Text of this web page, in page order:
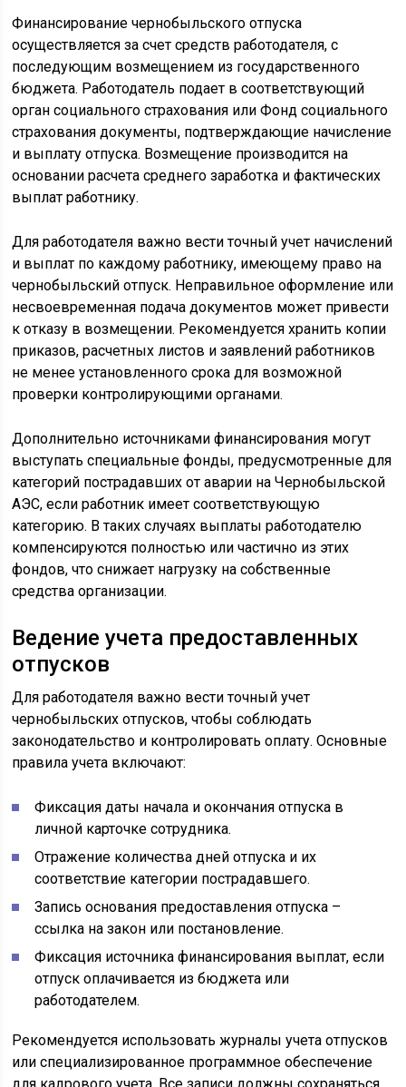
Финансирование чернобыльского отпуска
осуществляется за счет средств работодателя, с
последующим возмещением из государственного
бюджета. Работодатель подает в соответствующий
орган социального страхования или Фонд социального
страхования документы, подтверждающие начисление
и выплату отпуска. Возмещение производится на
основании расчета среднего заработка и фактических
выплат работнику.
Для работодателя важно вести точный учет начислений
и выплат по каждому работнику, имеющему право на
чернобыльский отпуск. Неправильное оформление или
несвоевременная подача документов может привести
к отказу в возмещении. Рекомендуется хранить копии
приказов, расчетных листов и заявлений работников
не менее установленного срока для возможной
проверки контролирующими органами.
Дополнительно источниками финансирования могут
выступать специальные фонды, предусмотренные для
категорий пострадавших от аварии на Чернобыльской
АЭС, если работник имеет соответствующую
категорию. В таких случаях выплаты работодателю
компенсируются полностью или частично из этих
фондов, что снижает нагрузку на собственные
средства организации.
Ведение учета предоставленных
отпусков
Для работодателя важно вести точный учет
чернобыльских отпусков, чтобы соблюдать
законодательство и контролировать оплату. Основные
правила учета включают:
Фиксация даты начала и окончания отпуска в
личной карточке сотрудника.
Отражение количества дней отпуска и их
соответствие категории пострадавшего.
Запись основания предоставления отпуска –
ссылка на закон или постановление.
Фиксация источника финансирования выплат, если
отпуск оплачивается из бюджета или
работодателем.
Рекомендуется использовать журналы учета отпусков
или специализированное программное обеспечение